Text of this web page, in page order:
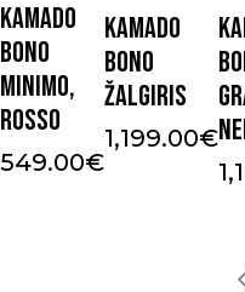
Kamado
Bono
Minimo,
Rosso
549.00€
Kamado
Bono
Žalgiris
1,199.00€